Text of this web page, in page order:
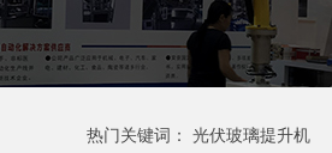
热门关键词： 光伏玻璃提升机